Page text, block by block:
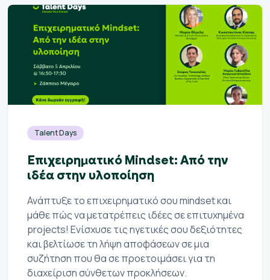
Talent Days
Επιχειρηματικό Mindset: Από την
ιδέα στην υλοποίηση
Ανάπτυξε το επιχειρηματικό σου mindset και
μάθε πώς να μετατρέπεις ιδέες σε επιτυχημένα
projects! Ενίσχυσε τις ηγετικές σου δεξιότητες
και βελτίωσε τη λήψη αποφάσεων σε μια
συζήτηση που θα σε προετοιμάσει για τη
διαχείριση σύνθετων προκλήσεων.